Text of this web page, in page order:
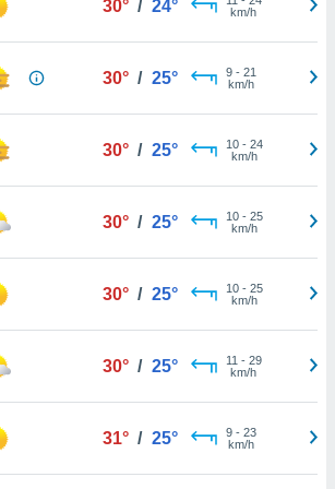
30° / 24°
km/h
30° / 25° 9- 21
km/h
30° / 25° 10- 24
km/h
30° / 25° 10- 25
km/h
30° / 25° 10- 25
km/h
30° / 25° 11 - 29
km/h
31° / 25° 9- 23
km/h